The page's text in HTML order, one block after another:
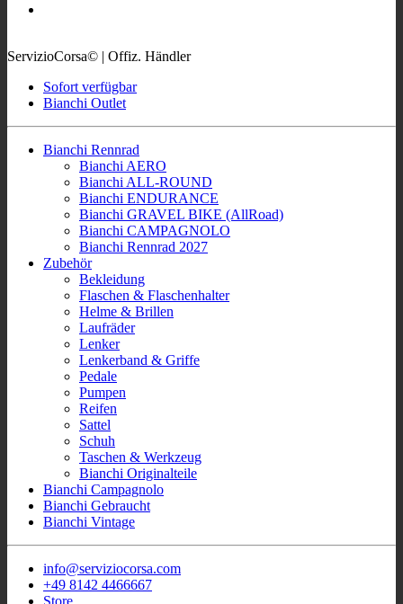
ServizioCorsa© | Offiz. Händler
Sofort verfügbar
Bianchi Outlet
Bianchi Rennrad
Bianchi AERO
Bianchi ALL-ROUND
Bianchi ENDURANCE
Bianchi GRAVEL BIKE (AllRoad)
Bianchi CAMPAGNOLO
Bianchi Rennrad 2027
Zubehör
Bekleidung
Flaschen & Flaschenhalter
Helme & Brillen
Laufräder
Lenker
Lenkerband & Griffe
Pedale
Pumpen
Reifen
Sattel
Schuh
Taschen & Werkzeug
Bianchi Originalteile
Bianchi Campagnolo
Bianchi Gebraucht
Bianchi Vintage
info@serviziocorsa.com
+49 8142 4466667